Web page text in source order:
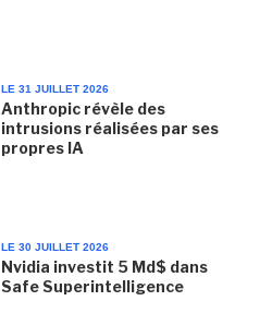
LE 31 JUILLET 2026
Anthropic révèle des
intrusions réalisées par ses
propres IA
LE 30 JUILLET 2026
Nvidia investit 5 Md$ dans
Safe Superintelligence